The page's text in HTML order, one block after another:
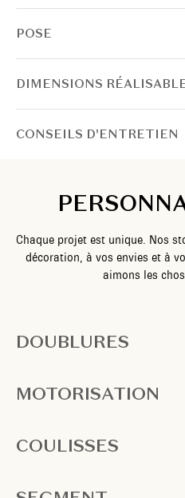
POSE
DIMENSIONS
CONSEILS D'ENTRETIEN
Chaque projet est unique. Nos
décoration, à vos envies et à
aimons les
DOUBLURES
MOTORISATION
COULISSES